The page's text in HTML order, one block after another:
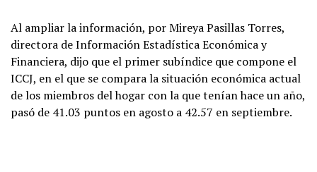
Al ampliar la información, por Mireya Pasillas Torres,
directora de Información Estadística Económica y
Financiera, dijo que el primer subíndice que compone el
ICCJ, en el que se compara la situación económica actual
de los miembros del hogar con la que tenían hace un año,
pasó de 41.03 puntos en agosto a 42.57 en septiembre.